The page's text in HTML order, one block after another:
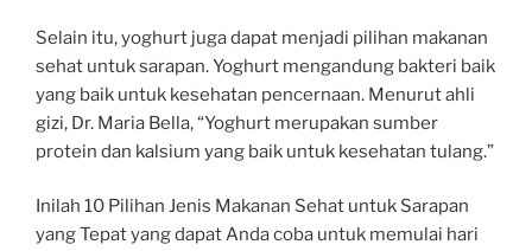
Selain itu, yoghurt juga dapat menjadi pilihan makanan
sehat untuk sarapan. Yoghurt mengandung bakteri baik
yang baik untuk kesehatan pencernaan. Menurut ahli
gizi, Dr. Maria Bella, “Yoghurt merupakan sumber
protein dan kalsium yang baik untuk kesehatan tulang.”
Inilah 10 Pilihan Jenis Makanan Sehat untuk Sarapan
yang Tepat yang dapat Anda coba untuk memulai hari